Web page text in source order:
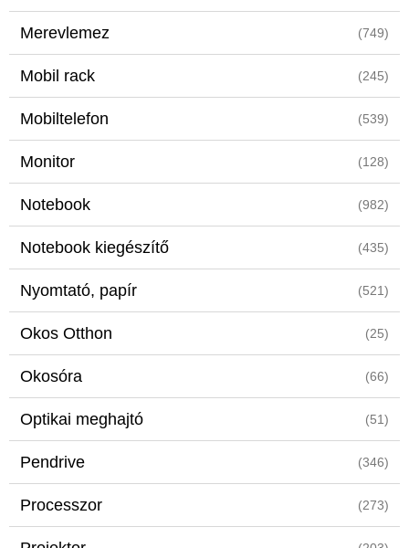
Merevlemez (749)
Mobil rack (245)
Mobiltelefon (539)
Monitor (128)
Notebook (982)
Notebook kiegészítő (435)
Nyomtató, papír (521)
Okos Otthon (25)
Okosóra (66)
Optikai meghajtó (51)
Pendrive (346)
Processzor (273)